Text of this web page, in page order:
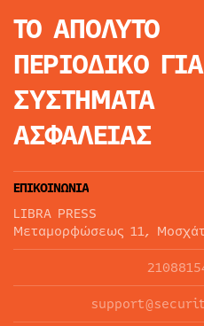
ΤΟ ΑΠΟΛΥΤΟ
ΠΕΡΙΟΔΙΚΟ
ΣΥΣΤΗΜΑΤΑ
ΑΣΦΑΛΕΙΑΣ
ΕΠΙΚΟΙΝΩΝΙΑ
LIBRA PRESS
Μεταμορφώσεως 11,